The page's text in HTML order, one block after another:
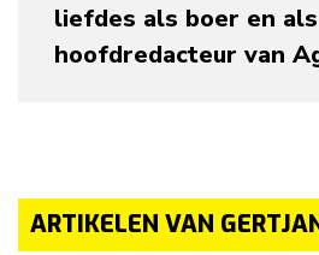
liefdes als boer en als
hoofdredacteur van
ARTIKELEN VAN